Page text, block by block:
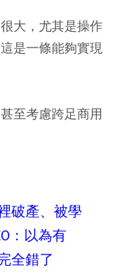
大，尤其是操作
是一條能夠實現
至考慮跨足商用
破產、被學
：以為有
全錯了